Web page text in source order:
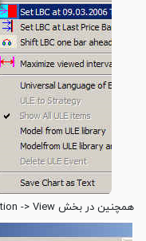
همچنین در بخش Option -> View ، این گزینه را فعال کنید: